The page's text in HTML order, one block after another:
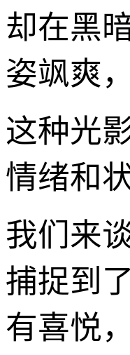
却在黑
姿飒爽
这种光
情绪和
我们来
捕捉到
有喜悦